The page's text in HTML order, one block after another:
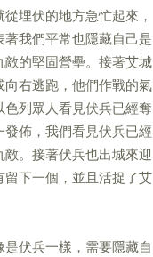
埋伏的地方急忙起來，
我們平常也隱藏自己是
的堅固營壘。接著艾城
右逃跑，他們作戰的氣
列眾人看見伏兵已經奪
佈，我們看見伏兵已經
。接著伏兵也出城來迎
下一個，並且活捉了艾
伏兵一樣，需要隱藏自